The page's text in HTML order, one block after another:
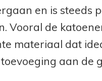
en is steeds
Vooral de
materiaal dat
aan de